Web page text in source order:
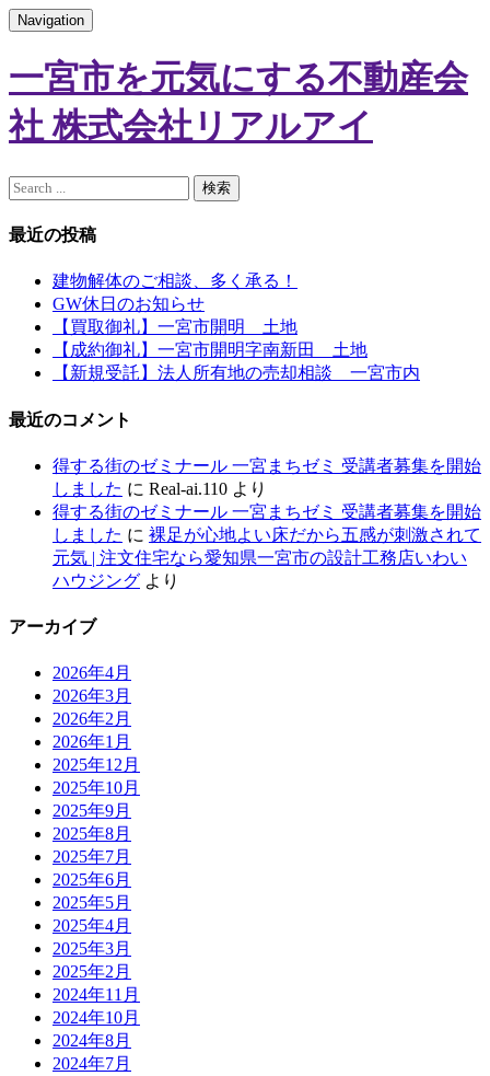
Navigation
一宮市を元気にする不動産会
社 株式会社リアルアイ
最近の投稿
建物解体のご相談、多く承る！
GW休日のお知らせ
【買取御礼】一宮市開明 土地
【成約御礼】一宮市開明字南新田 土地
【新規受託】法人所有地の売却相談 一宮市内
最近のコメント
得する街のゼミナール 一宮まちゼミ 受講者募集を開始
しました に Real-ai.110 より
得する街のゼミナール 一宮まちゼミ 受講者募集を開始
しました に 裸足が心地よい床だから五感が刺激されて
元気 | 注文住宅なら愛知県一宮市の設計工務店いわい
ハウジング より
アーカイブ
2026年4月
2026年3月
2026年2月
2026年1月
2025年12月
2025年10月
2025年9月
2025年8月
2025年7月
2025年6月
2025年5月
2025年4月
2025年3月
2025年2月
2024年11月
2024年10月
2024年8月
2024年7月